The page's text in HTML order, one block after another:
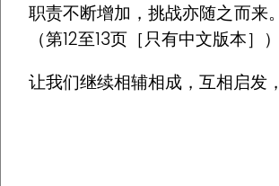
职责不断增加，挑战亦随之而来
（第12至13页［只有中文版本
让我们继续相辅相成，互相启发